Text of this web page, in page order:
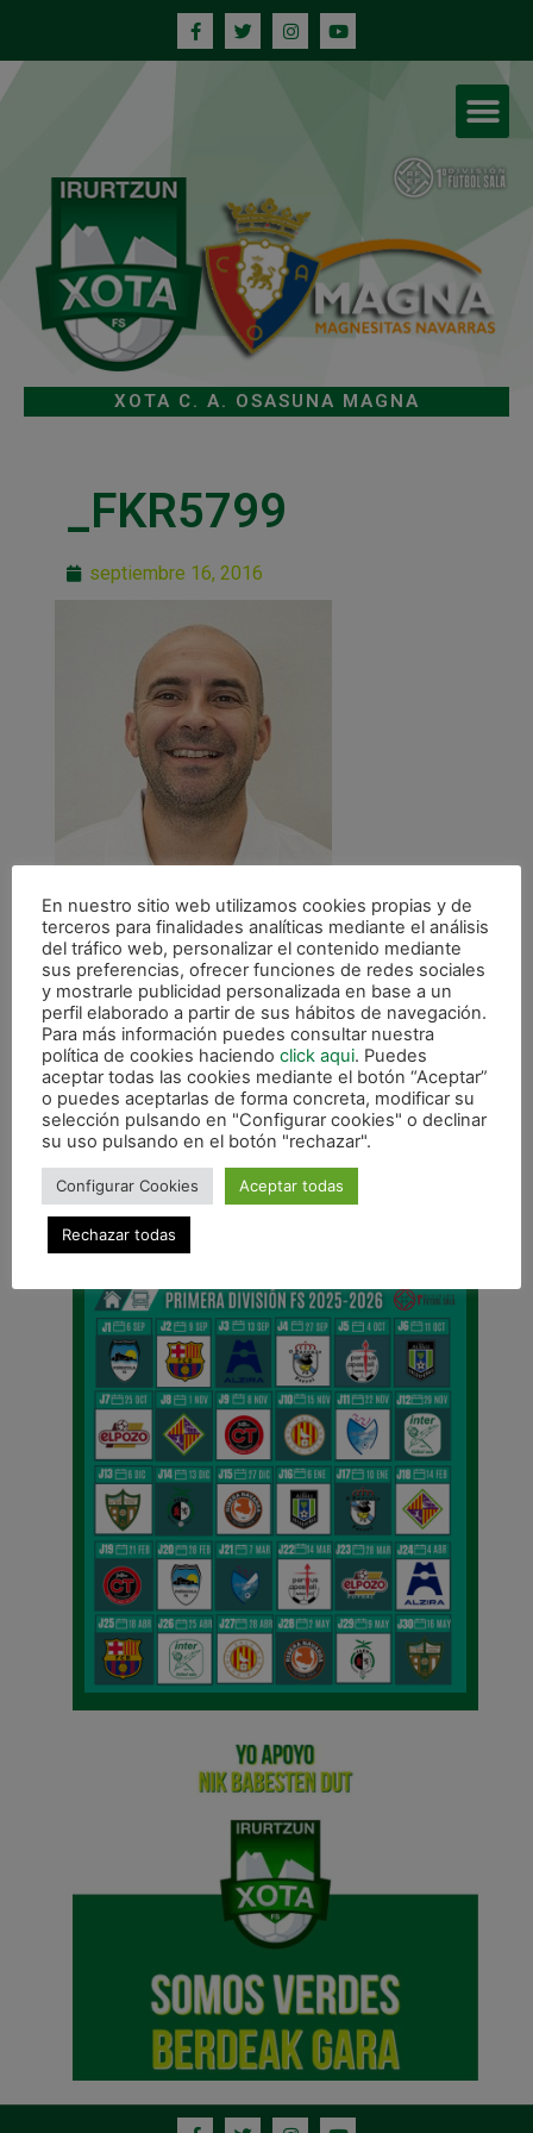
XOTA C. A. OSASUNA MAGNA
_FKR5799
septiembre 16, 2016
ANTERIOR
Equipo
CALENDARIO DE LIGA
En nuestro sitio web utilizamos cookies propias y de
terceros para finalidades analíticas mediante el análisis
del tráfico web, personalizar el contenido mediante
sus preferencias, ofrecer funciones de redes sociales
y mostrarle publicidad personalizada en base a un
perfil elaborado a partir de sus hábitos de navegación.
Para más información puedes consultar nuestra
política de cookies haciendo click aqui. Puedes
aceptar todas las cookies mediante el botón “Aceptar”
o puedes aceptarlas de forma concreta, modificar su
selección pulsando en "Configurar cookies" o declinar
su uso pulsando en el botón "rechazar".
Configurar Cookies Aceptar todas
Rechazar todas